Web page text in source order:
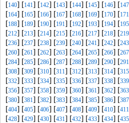
[140] [141] [142] [143] [144] [145] [146] [147
[164] [165] [166] [167] [168] [169] [170] [171
[188] [189] [190] [191] [192] [193] [194] [195
[212] [213] [214] [215] [216] [217] [218] [219
[236] [237] [238] [239] [240] [241] [242] [243
[260] [261] [262] [263] [264] [265] [266] [267
[284] [285] [286] [287] [288] [289] [290] [291
[308] [309] [310] [311] [312] [313] [314] [315
[332] [333] [334] [335] [336] [337] [338] [339
[356] [357] [358] [359] [360] [361] [362] [363
[380] [381] [382] [383] [384] [385] [386] [387
[404] [405] [406] [407] [408] [409] [410] [411
[428] [429] [430] [431] [432] [433] [434] [435